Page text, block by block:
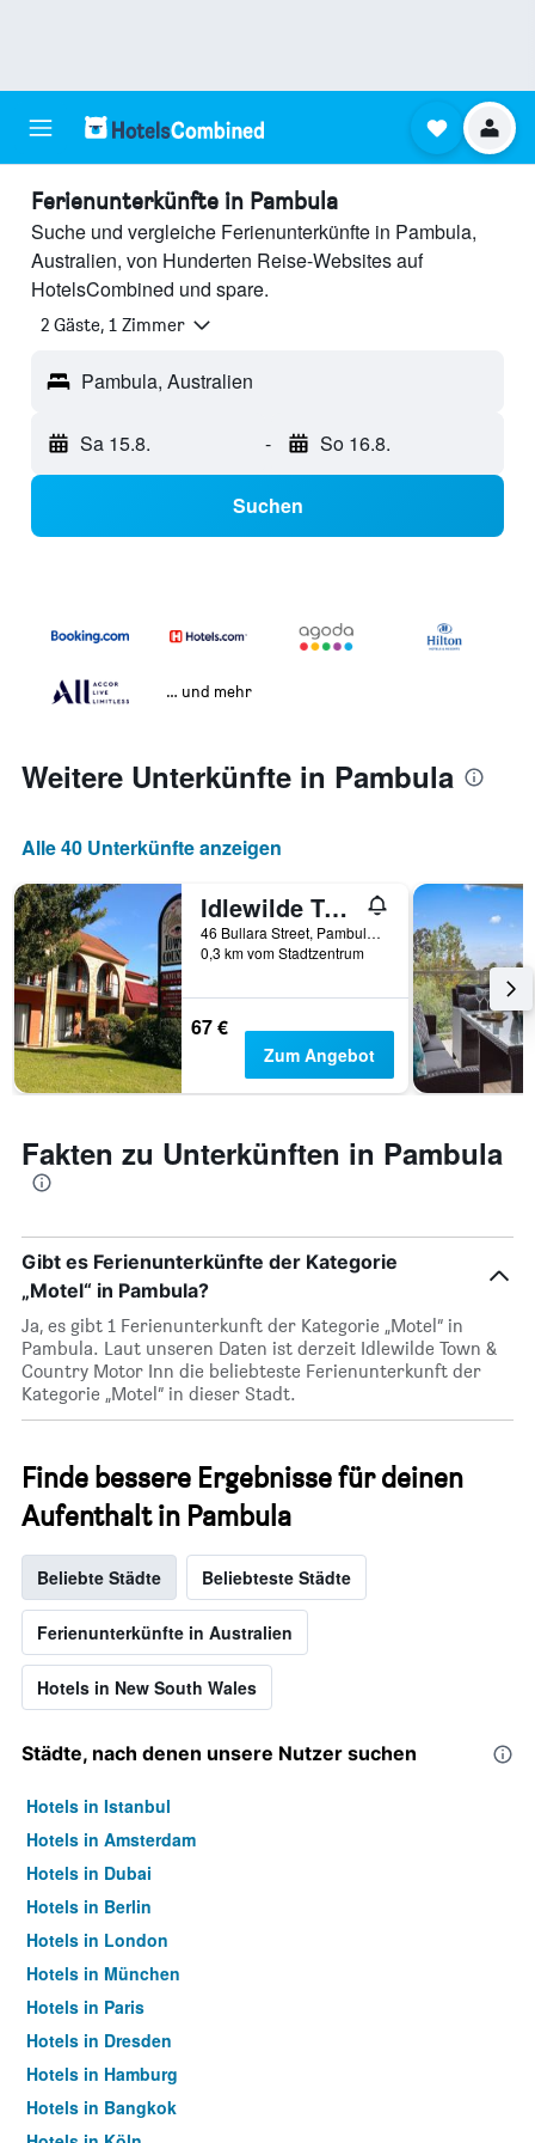
Ferienunterkünfte in Pambula
Suche und vergleiche Ferienunterkünfte in Pambula,
Australien, von Hunderten Reise-Websites auf
HotelsCombined und spare.
2 Gäste, 1 Zimmer
Pambula, Australien
Sa 15.8. - So 16.8.
Suchen
… und mehr
Weitere Unterkünfte in Pambula
Alle 40 Unterkünfte anzeigen
Idlewilde Town & Country Motor Inn
46 Bullara Street, Pambula, NSW, Australien
0,3 km vom Stadtzentrum
67 €
Zum Angebot
Fakten zu Unterkünften in Pambula
Gibt es Ferienunterkünfte der Kategorie
„Motel“ in Pambula?
Ja, es gibt 1 Ferienunterkunft der Kategorie „Motel“ in
Pambula. Laut unseren Daten ist derzeit Idlewilde Town &
Country Motor Inn die beliebteste Ferienunterkunft der
Kategorie „Motel“ in dieser Stadt.
Finde bessere Ergebnisse für deinen
Aufenthalt in Pambula
Beliebte Städte Beliebteste Städte
Ferienunterkünfte in Australien
Hotels in New South Wales
Städte, nach denen unsere Nutzer suchen
Hotels in Istanbul
Hotels in Amsterdam
Hotels in Dubai
Hotels in Berlin
Hotels in London
Hotels in München
Hotels in Paris
Hotels in Dresden
Hotels in Hamburg
Hotels in Bangkok